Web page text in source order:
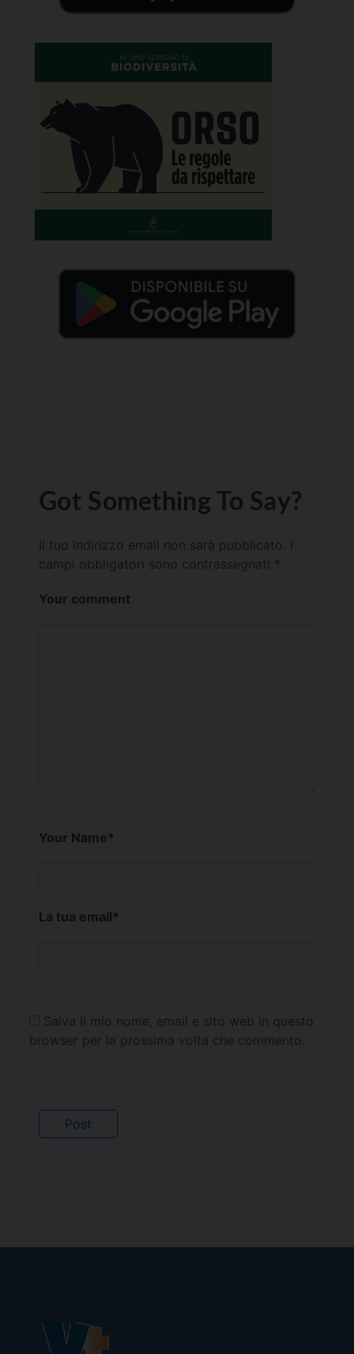
Got Something To Say?
Il tuo indirizzo email non sarà pubblicato.
campi obbligatori sono contrassegnati *
Your comment
Your Name*
La tua email*
Salva il mio nome, email e sito web in questo
browser per la prossima volta che commento.